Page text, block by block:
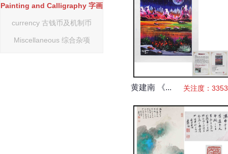
Painting and Calligraphy 字画
currency 古钱币及机制币
Miscellaneous 综合杂项
黄建南 《... 关注度：